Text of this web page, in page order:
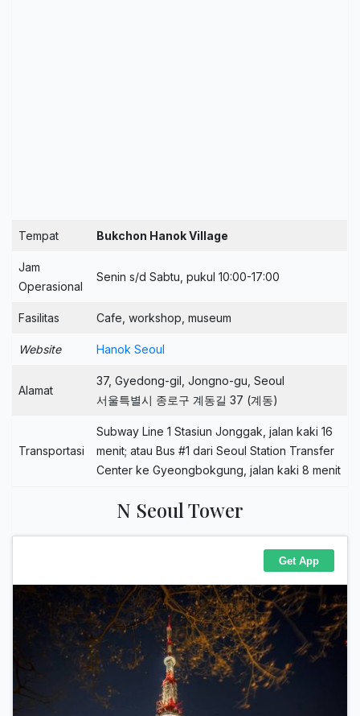
Tempat Bukchon Hanok Village
Jam
Operasional
Senin s/d Sabtu, pukul 10:00-17:00
Fasilitas Cafe, workshop, museum
Website Hanok Seoul
Alamat
37, Gyedong-gil, Jongno-gu, Seoul
서울특별시 종로구 계동길 37 (계동)
Transportasi
Subway Line 1 Stasiun Jonggak, jalan kaki 16
menit; atau Bus #1 dari Seoul Station Transfer
Center ke Gyeongbokgung, jalan kaki 8 menit
N Seoul Tower